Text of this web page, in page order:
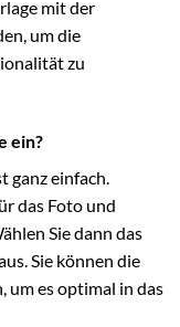
mit der
um die
zu
ein?
ganz einfach.
das Foto und
Sie dann das
Sie können die
um es optimal in das